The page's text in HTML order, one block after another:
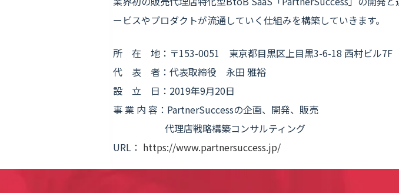
ービスやプロダクトが流通していく仕組みを構築していきます。
所 在 地：〒153-0051 東京都目黒区上目黒3-6-18 西村ビル7F
代 表 者：代表取締役 永田 雅裕
設 立 日：2019年9月20日
事 業 内 容：PartnerSuccessの企画、開発、販売
代理店戦略構築コンサルティング
URL： https://www.partnersuccess.jp/